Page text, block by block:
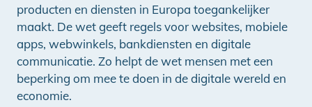
producten en diensten in Europa toegankelijker
maakt. De wet geeft regels voor websites, mobiele
apps, webwinkels, bankdiensten en digitale
communicatie. Zo helpt de wet mensen met een
beperking om mee te doen in de digitale wereld en
economie.